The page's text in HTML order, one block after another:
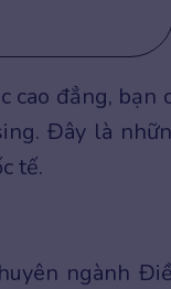
cao đẳng, bạn
Đây là
tế.
ngành